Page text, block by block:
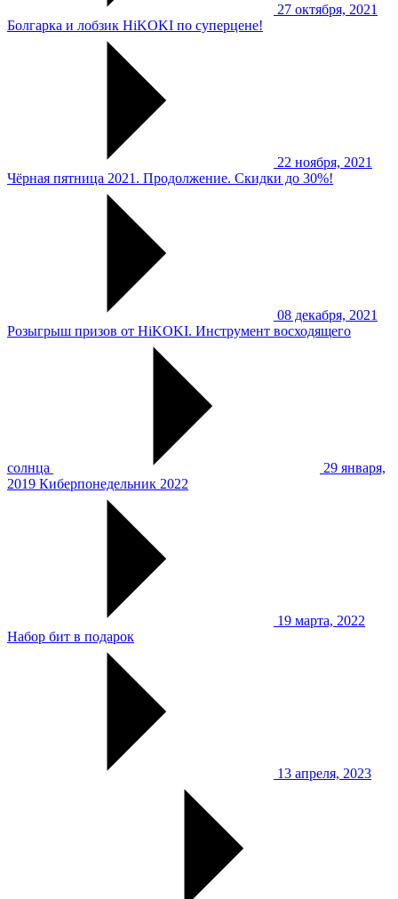
27 октября, 2021
Болгарка и лобзик HiKOKI по суперцене!
22 ноября, 2021
Чёрная пятница 2021. Продолжение. Скидки до 30%!
08 декабря, 2021
Розыгрыш призов от HiKOKI. Инструмент восходящего
солнца
29 января,
2019 Киберпонедельник 2022
19 марта, 2022
Набор бит в подарок
13 апреля, 2023